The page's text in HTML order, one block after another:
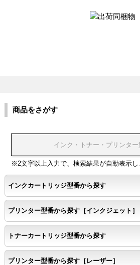
商品をさがす
※2文字以上入力で、検索結果が自動表示し
インクカートリッジ型番から探す
プリンター型番から探す［インクジェット］
トナーカートリッジ型番から探す
プリンター型番から探す［レーザー］